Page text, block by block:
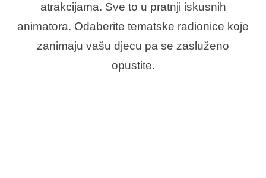
atrakcijama. Sve to u pratnji iskusnih
animatora. Odaberite tematske radionice koje
zanimaju vašu djecu pa se zasluženo
opustite.